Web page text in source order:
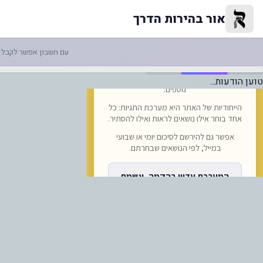
האם זו רק ההתחלה?: |-
אור בהירות הדרך
עם חשבון אפשר לקבל
טוען הודעות...